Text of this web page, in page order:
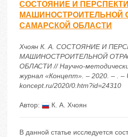
СОСТОЯНИЕ И
МАШИНОСТРОИТЕЛЬНОЙ
САМАРСКОЙ ОБЛАСТИ
Хчоян К. А. СОСТОЯНИЕ И
МАШИНОСТРОИТЕЛЬНОЙ
ОБЛАСТИ // Научно-
журнал «Концепт». – 2020. – . –
koncept.ru/2020/0.htm?id=24310
Автор: К. А. Хчоян
В данной статье исследуется